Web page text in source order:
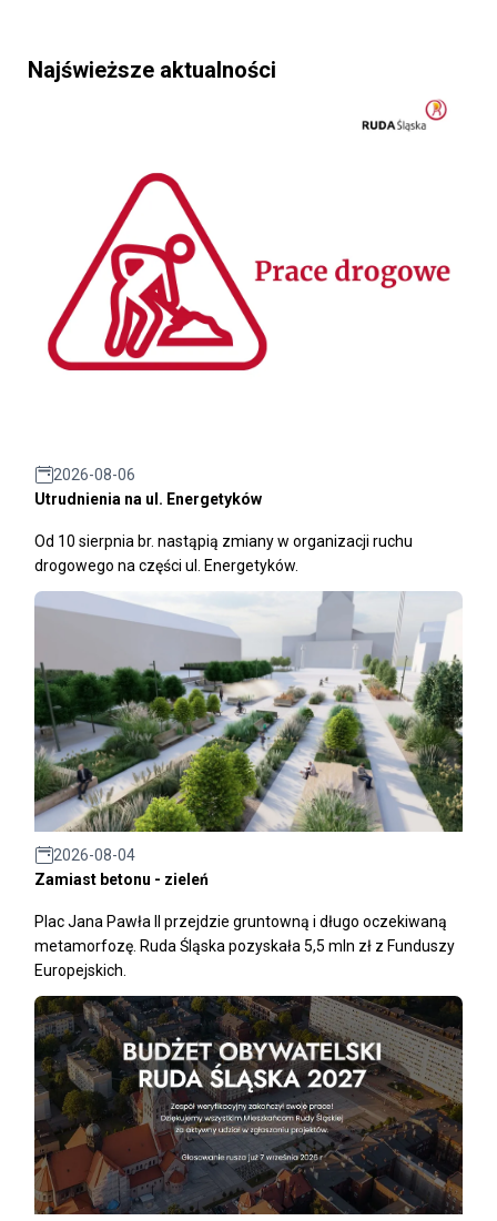
Najświeższe aktualności
2026-08-06
Utrudnienia na ul. Energetyków
Od 10 sierpnia br. nastąpią zmiany w organizacji ruchu
drogowego na części ul. Energetyków.
2026-08-04
Zamiast betonu - zieleń
Plac Jana Pawła II przejdzie gruntowną i długo oczekiwaną
metamorfozę. Ruda Śląska pozyskała 5,5 mln zł z Funduszy
Europejskich.